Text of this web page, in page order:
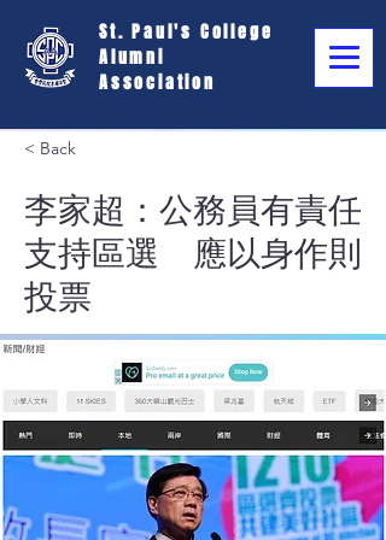
St. Paul's College
Alumni
Association
< Back
李家超：公務員有責任
支持區選 應以身作則
投票